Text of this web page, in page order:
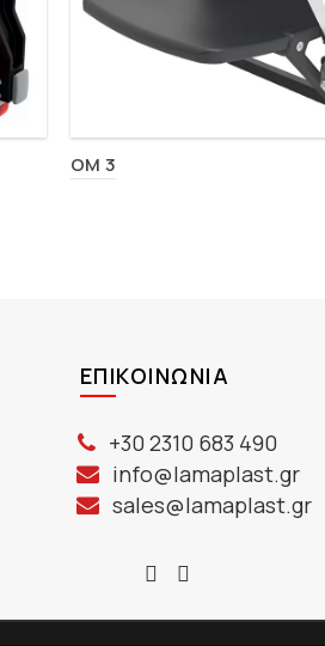
OM 3
ΕΠΙΚΟΙΝΩΝΊΑ
+30 2310 683 490
info@lamaplast.gr
sales@lamaplast.gr